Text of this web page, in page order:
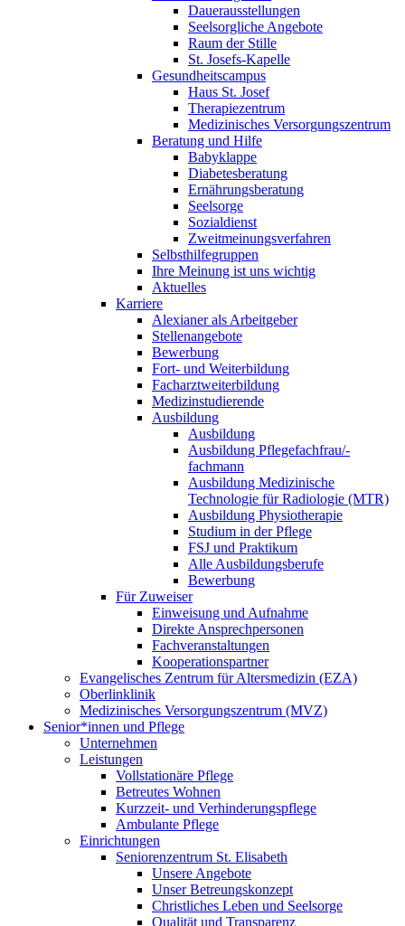
Dauerausstellungen
Seelsorgliche Angebote
Raum der Stille
St. Josefs-Kapelle
Gesundheitscampus
Haus St. Josef
Therapiezentrum
Medizinisches Versorgungszentrum
Beratung und Hilfe
Babyklappe
Diabetesberatung
Ernährungsberatung
Seelsorge
Sozialdienst
Zweitmeinungsverfahren
Selbsthilfegruppen
Ihre Meinung ist uns wichtig
Aktuelles
Karriere
Alexianer als Arbeitgeber
Stellenangebote
Bewerbung
Fort- und Weiterbildung
Facharztweiterbildung
Medizinstudierende
Ausbildung
Ausbildung
Ausbildung Pflegefachfrau/-
fachmann
Ausbildung Medizinische
Technologie für Radiologie (MTR)
Ausbildung Physiotherapie
Studium in der Pflege
FSJ und Praktikum
Alle Ausbildungsberufe
Bewerbung
Für Zuweiser
Einweisung und Aufnahme
Direkte Ansprechpersonen
Fachveranstaltungen
Kooperationspartner
Evangelisches Zentrum für Altersmedizin (EZA)
Oberlinklinik
Medizinisches Versorgungszentrum (MVZ)
Senior*innen und Pflege
Unternehmen
Leistungen
Vollstationäre Pflege
Betreutes Wohnen
Kurzzeit- und Verhinderungspflege
Ambulante Pflege
Einrichtungen
Seniorenzentrum St. Elisabeth
Unsere Angebote
Unser Betreungskonzept
Christliches Leben und Seelsorge
Qualität und Transparenz